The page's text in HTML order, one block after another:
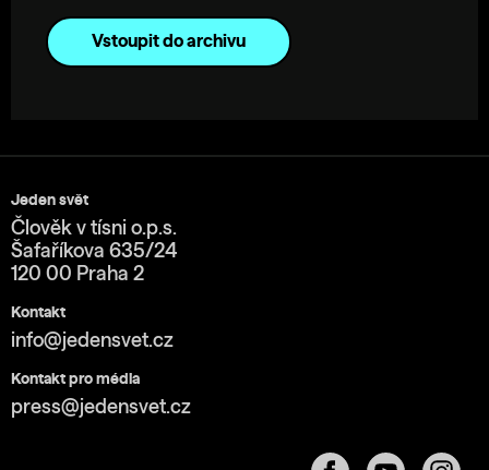
Vstoupit do archivu
Jeden svět
Člověk v tísni o.p.s.
Šafaříkova 635/24
120 00 Praha 2
Kontakt
info@jedensvet.cz
Kontakt pro média
press@jedensvet.cz